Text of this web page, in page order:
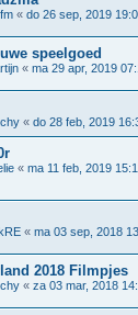
« do 26 sep, 2019
speelgoed
« ma 29 apr, 2019
« do 28 feb, 2019
« ma 11 feb, 2019
« ma 03 sep, 2018
2018 Filmpjes
« za 03 mar, 2018